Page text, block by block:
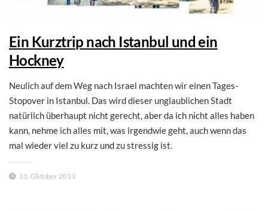
Ein Kurztrip nach Istanbul und ein
Hockney
Neulich auf dem Weg nach Israel machten wir einen Tages-
Stopover in Istanbul. Das wird dieser unglaublichen Stadt
natürlich überhaupt nicht gerecht, aber da ich nicht alles haben
kann, nehme ich alles mit, was irgendwie geht, auch wenn das
mal wieder viel zu kurz und zu stressig ist.
11. Oktober 2013